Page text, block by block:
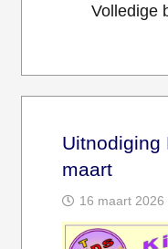
Volledige
Uitnodiging
maart
16 maart 2026